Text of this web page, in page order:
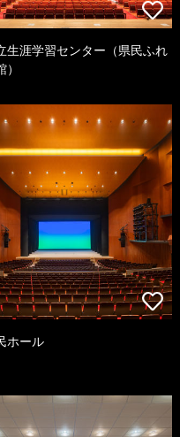
生涯学習センター（県民ふれ
ホール